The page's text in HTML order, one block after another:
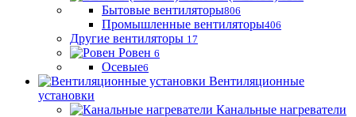
Бытовые вентиляторы806
Промышленные вентиляторы406
Другие вентиляторы 17
Ровен 6
Осевые6
Вентиляционные
установки
Канальные нагреватели